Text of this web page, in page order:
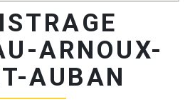
ARNOUX-
AUBAN